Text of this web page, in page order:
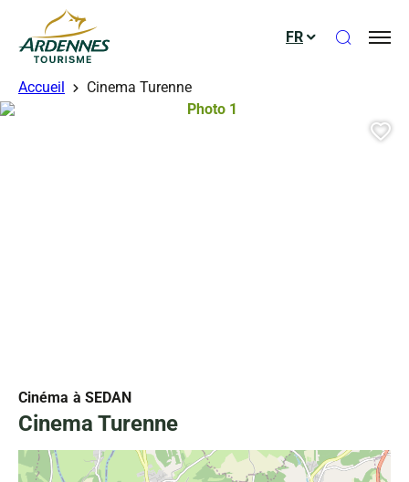
ADT des Ardennes
FR Ouvrir
Accueil Cinema Turenne
Cinéma à SEDAN
Cinema Turenne
Photo 1, © Droits gérés – Robert